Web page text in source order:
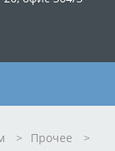
> Прочее
>